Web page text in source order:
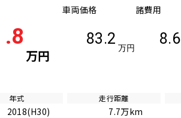
.8
万円
車両価格
83.2
万円
諸費用
8.6
年式
2018(H30)
走行距離
7.7万km